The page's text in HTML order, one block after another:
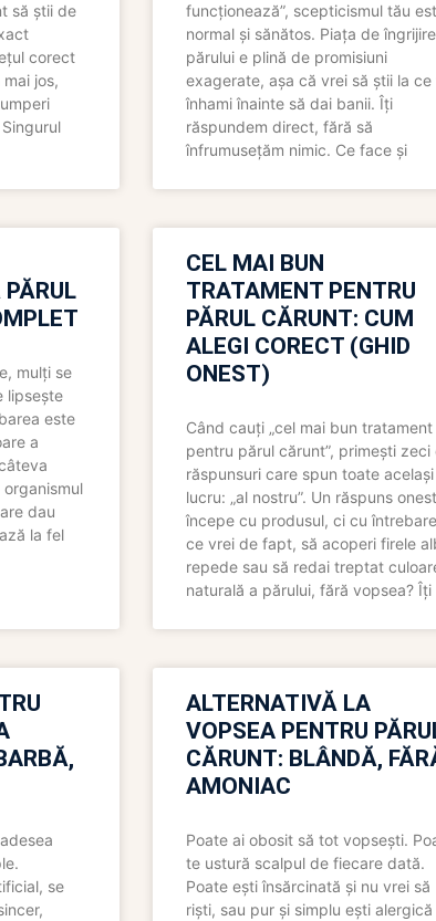
să știi de
corect
jos,
funcționează”, scepticismul tău
normal și sănătos. Piața de
părului e plină de promisiuni
exagerate, așa că vrei să știi la ce
înhami înainte să dai banii. Îți
răspundem direct, fără să
înfrumusețăm nimic. Ce face și
mulți se
lipsește
este
a
dau
la fel
CEL MAI BUN
TRATAMENT PENTRU
PĂRUL CĂRUNT: CUM
ALEGI CORECT (GHID
ONEST)
Când cauți „cel mai bun tratament
pentru părul cărunt”, primești zeci
răspunsuri care spun toate același
lucru: „al nostru”. Un răspuns
începe cu produsul, ci cu
ce vrei de fapt, să acoperi firele
repede sau să redai treptat
naturală a părului, fără vopsea? Îți
se
ALTERNATIVĂ LA
VOPSEA PENTRU
CĂRUNT: BLÂNDĂ,
AMONIAC
Poate ai obosit să tot vopsești.
te ustură scalpul de fiecare dată.
Poate ești însărcinată și nu vrei să
riști, sau pur și simplu ești alergică